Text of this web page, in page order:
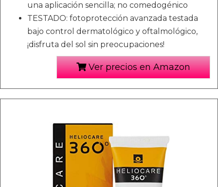
una aplicación sencilla; no comedogénico
TESTADO: fotoprotección avanzada testada
bajo control dermatológico y oftalmológico,
¡disfruta del sol sin preocupaciones!
Ver precios en Amazon